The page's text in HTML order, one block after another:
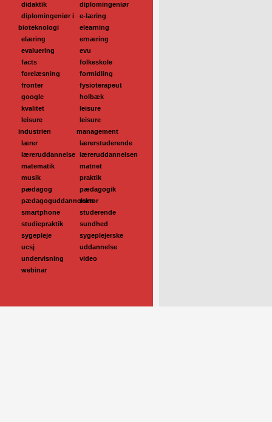
didaktik
diplomingeniør
diplomingeniør i
bioteknologi
e-læring
elearning
elæring
ernæring
evaluering
evu
facts
folkeskole
forelæsning
formidling
fronter
fysioterapeut
google
holbæk
kvalitet
leisure
leisure
industrien
leisure
management
lærer
lærerstuderende
læreruddannelse læreruddannelsen
matematik
matnet
musik
praktik
pædagog
pædagogik
pædagoguddannelsen
rektor
smartphone
studerende
studiepraktik
sundhed
sygepleje
sygeplejerske
ucsj
uddannelse
undervisning
video
webinar